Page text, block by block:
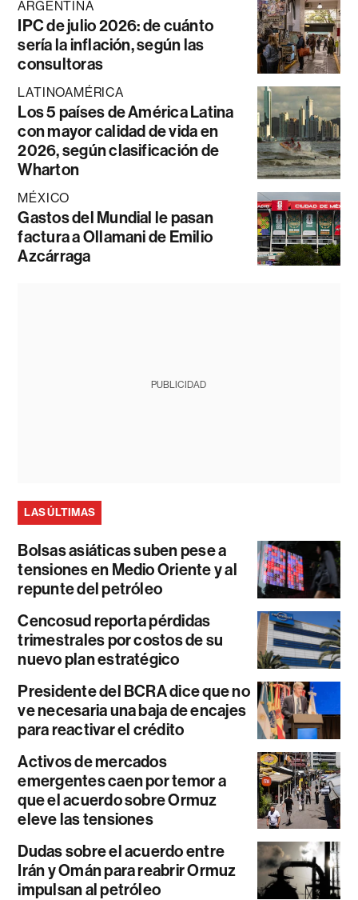
ARGENTINA
IPC de julio 2026: de cuánto
sería la inflación, según las
consultoras
LATINOAMÉRICA
Los 5 países de América Latina
con mayor calidad de vida en
2026, según clasificación de
Wharton
MÉXICO
Gastos del Mundial le pasan
factura a Ollamani de Emilio
Azcárraga
PUBLICIDAD
LAS ÚLTIMAS
Bolsas asiáticas suben pese a
tensiones en Medio Oriente y al
repunte del petróleo
Cencosud reporta pérdidas
trimestrales por costos de su
nuevo plan estratégico
Presidente del BCRA dice que no
ve necesaria una baja de encajes
para reactivar el crédito
Activos de mercados
emergentes caen por temor a
que el acuerdo sobre Ormuz
eleve las tensiones
Dudas sobre el acuerdo entre
Irán y Omán para reabrir Ormuz
impulsan al petróleo